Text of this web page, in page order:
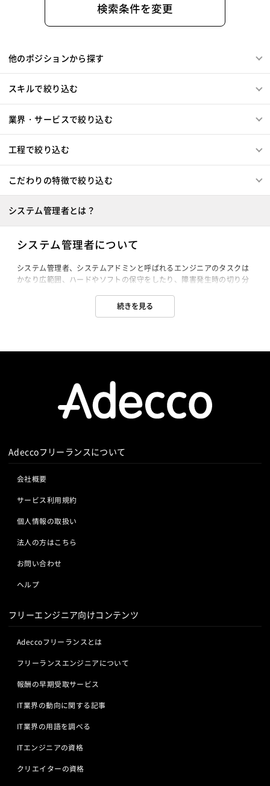
検索条件を変更
他のポジションから探す
スキルで絞り込む
業界・サービスで絞り込む
工程で絞り込む
こだわりの特徴で絞り込む
システム管理者とは？
システム管理者について
システム管理者、システムアドミンと呼ばれるエンジニアのタスクは
かなり広範囲、ハードやソフトの保守をしたり、障害発生時の切り分
通知、サーババックアップやアカウント管理等、情報システムにおけ
る様々な要求に従って、それぞれに的確な対応を示すことが求められ
いうイメージも強いようです。ユーザサイドからもっとも近い立場と
して、縁の下の力持ちともよく形容されます。サービスマネージャ
ー、テクニカルエンジニアとも呼ばれるシス管として、日々の業務に
不可欠な情報システム、ネットワーク環境を安全に、円滑に運営して
ーザサポート、サーバ運用面から入っていくような方も多いようで
す。また上級システム管理者になれば予算獲得のために計画立案をし
たり、システム全体の計画を立案したり、かなり高度なスキルも要求
されます。
続きを見る
Adeccoフリーランスについて
会社概要
サービス利用規約
個人情報の取扱い
法人の方はこちら
お問い合わせ
ヘルプ
フリーエンジニア向けコンテンツ
Adeccoフリーランスとは
フリーランスエンジニアについて
報酬の早期受取サービス
IT業界の動向に関する記事
IT業界の用語を調べる
ITエンジニアの資格
クリエイターの資格